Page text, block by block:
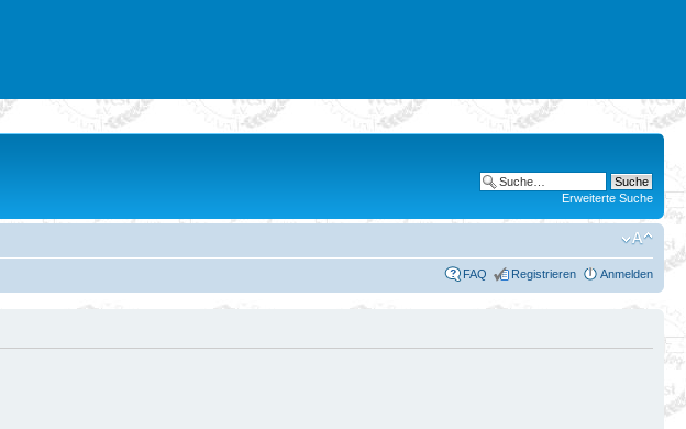
Erweiterte Suche
FAQ Registrieren Anmelden